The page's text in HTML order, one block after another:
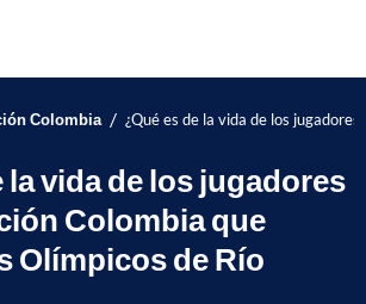
Colombia / ¿Qué es de la vida de los
la vida de los jugadores
Colombia que
Olímpicos de Río